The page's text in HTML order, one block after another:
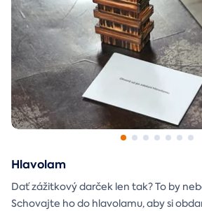
Hlavolam
Dať zážitkový darček len tak? To by
Schovajte ho do hlavolamu, aby si